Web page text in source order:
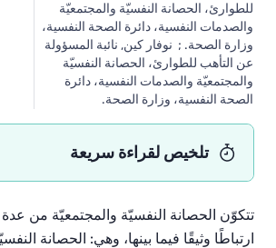
للطوارئ، الحصانة النفسيّة والمجتمعيّة
والصدمات النفسية، دائرة الصحة النفسية،
وزارة الصحة. ; نوفار كين, نائبة المسؤولة
عن التأهب للطوارئ، الحصانة النفسيّة
والمجتمعيّة والصدمات النفسية، دائرة
الصحة النفسية، وزارة الصحة.
تلخيص لقراءة سريعة
تتكوّن الحصانة النفسيّة والمجتمعيّة من عدة
ارتباطًا وثيقًا فيما بينها، وهي: الحصانة